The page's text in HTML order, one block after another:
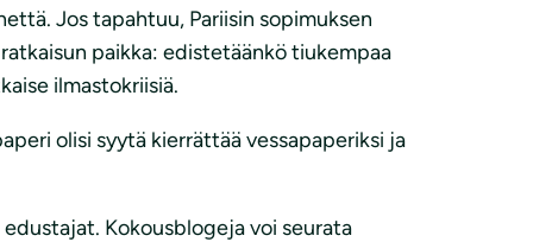
Jos tapahtuu, Pariisin sopimuksen
paikka: edistetäänkö tiukempaa
ilmastokriisiä.
olisi syytä kierrättää vessapaperiksi ja
edustajat. Kokousblogeja voi seurata